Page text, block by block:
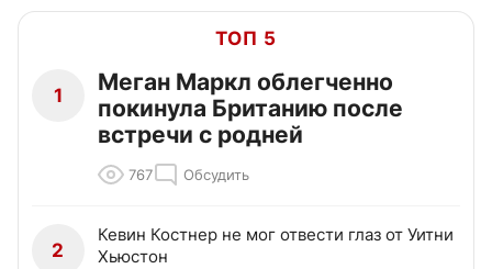
ТОП 5
1
Меган Маркл облегченно
покинула Британию после
встречи с родней
767 Обсудить
2
Кевин Костнер не мог отвести глаз от Уитни
Хьюстон